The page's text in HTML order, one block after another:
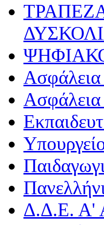
Ασφάλεια
Ασφάλεια
Δ.Δ.Ε. Α'